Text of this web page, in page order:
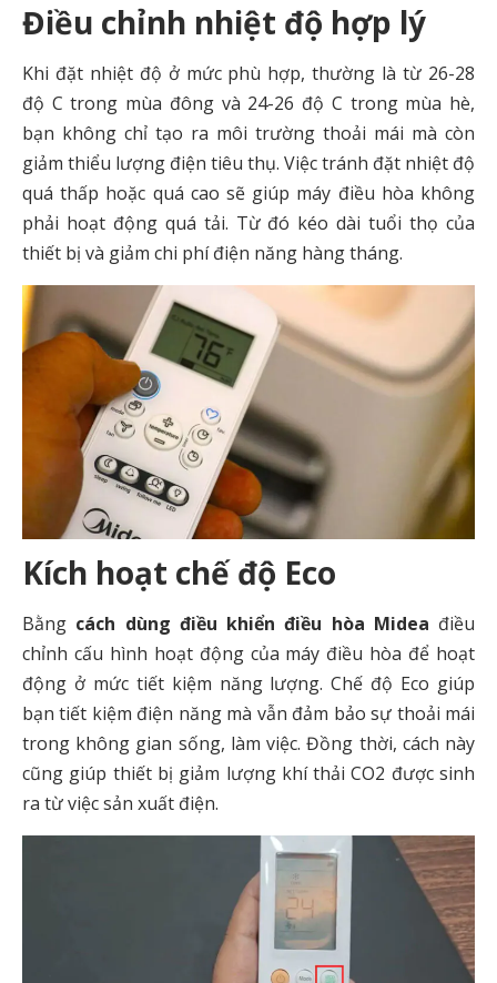
Điều chỉnh nhiệt độ hợp lý
Khi đặt nhiệt độ ở mức phù hợp, thường là từ 26-28
độ C trong mùa đông và 24-26 độ C trong mùa hè,
bạn không chỉ tạo ra môi trường thoải mái mà còn
giảm thiểu lượng điện tiêu thụ. Việc tránh đặt nhiệt độ
quá thấp hoặc quá cao sẽ giúp máy điều hòa không
phải hoạt động quá tải. Từ đó kéo dài tuổi thọ của
thiết bị và giảm chi phí điện năng hàng tháng.
Kích hoạt chế độ Eco
Bằng cách dùng điều khiển điều hòa Midea điều
chỉnh cấu hình hoạt động của máy điều hòa để hoạt
động ở mức tiết kiệm năng lượng. Chế độ Eco giúp
bạn tiết kiệm điện năng mà vẫn đảm bảo sự thoải mái
trong không gian sống, làm việc. Đồng thời, cách này
cũng giúp thiết bị giảm lượng khí thải CO2 được sinh
ra từ việc sản xuất điện.